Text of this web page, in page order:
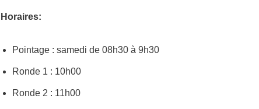
Horaires:
Pointage : samedi de 08h30 à 9h30
Ronde 1 : 10h00
Ronde 2 : 11h00